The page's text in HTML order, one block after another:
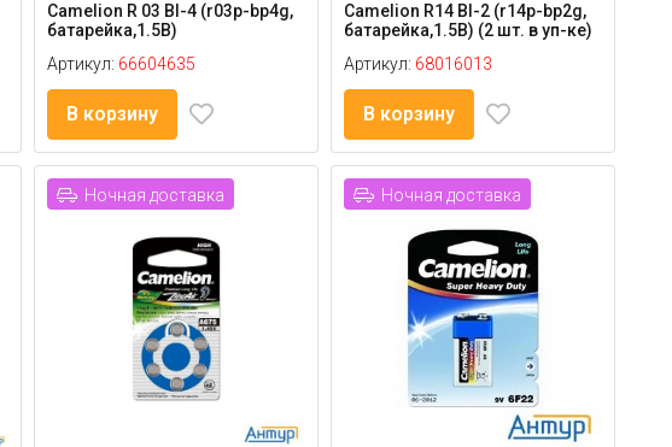
Camelion R 03 Bl-4 (r03p-bp4g,
батарейка,1.5В)
Артикул: 66604635
В корзину
Camelion R14 Bl-2 (r14p-bp2g,
батарейка,1.5В) (2 шт. в уп-ке)
Артикул: 68016013
В корзину
Ночная доставка Ночная доставка